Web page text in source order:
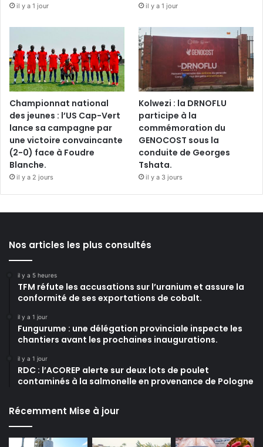
il y a 1 jour il y a 1 jour
Championnat national
des jeunes : l’US Cap-Vert
lance sa campagne par
une victoire convaincante
(2-0) face à Foudre
Blanche.
il y a 2 jours
Kolwezi : la DRNOFLU
participe à la
commémoration du
GENOCOST sous la
conduite de Georges
Tshata.
il y a 3 jours
Nos articles les plus consultés
il y a 5 heures
TFM réfute les accusations sur l’uranium et assure la
conformité de ses exportations de cobalt.
il y a 1 jour
Fungurume : une délégation provinciale inspecte les
chantiers avant les prochaines inaugurations.
il y a 1 jour
RDC : l’ACOREP alerte sur deux lots de poulet
contaminés à la salmonelle en provenance de Pologne
Récemment Mise à jour